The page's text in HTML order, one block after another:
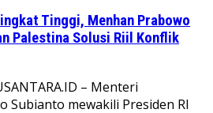
Tinggi, Menhan Prabowo
Palestina Solusi Riil Konflik
– Menteri
Subianto mewakili Presiden RI